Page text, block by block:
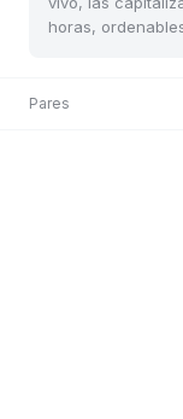
horas,
Pares